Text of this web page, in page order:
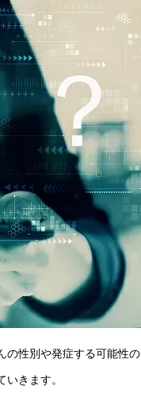
の性別や発症する可能性の
きます。